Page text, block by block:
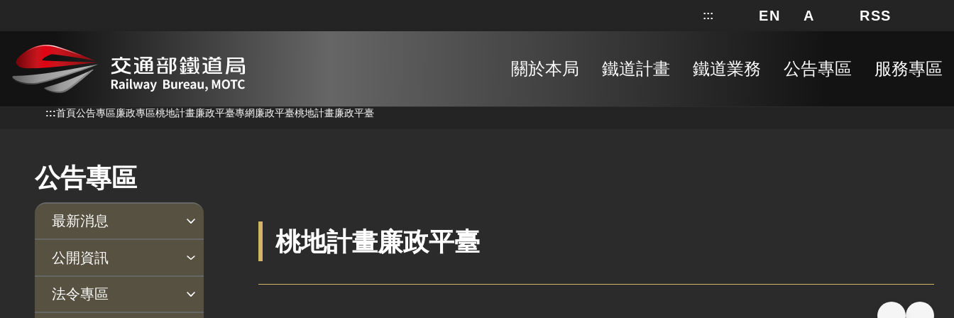
::: 網站地圖
EN A 局長信箱
RSS
關於本局 鐵道計畫 鐵道業務 公告專區 服務專區
:::首頁公告專區廉政專區桃地計畫廉政平臺專網廉政平臺桃地計畫廉政平臺
公告專區
最新消息
新聞稿
公聽會
公告事項
公開資訊
主動公開政府資訊專區
個人資料保護專區
Open Data專區
出版品專區
雙語詞彙專區
生態檢核專區
用地取得行政透明專區
臺鐵局撥入資產債務基金
專區
法令專區
桃地計畫廉政平臺